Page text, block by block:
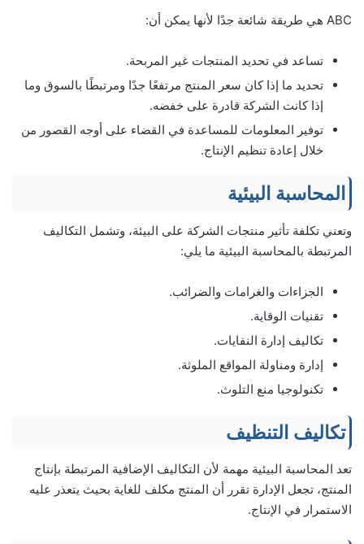
ABC هي طريقة شائعة جدًا لأنها يمكن أن:
تساعد في تحديد المنتجات غير المربحة.
تحديد ما إذا كان سعر المنتج مرتفعًا جدًا ومرتبطًا بالسوق وما
إذا كانت الشركة قادرة على خفضه.
توفير المعلومات للمساعدة في القضاء على أوجه القصور من
خلال إعادة تنظيم الإنتاج.
المحاسبة البيئية
وتعني تكلفة تأثير منتجات الشركة على البيئة، وتشمل التكاليف
المرتبطة بالمحاسبة البيئية ما يلي:
الجزاءات والغرامات والضرائب.
تقنيات الوقاية.
تكاليف إدارة النفايات.
إدارة ومناولة المواقع الملوثة.
تكنولوجيا منع التلوث.
تكاليف التنظيف
تعد المحاسبة البيئية مهمة لأن التكاليف الإضافية المرتبطة بإنتاج
المنتج، تجعل الإدارة تقرر أن المنتج مكلف للغاية بحيث يتعذر عليه
الاستمرار في الإنتاج.